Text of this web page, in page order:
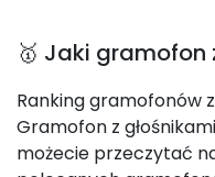
🥇 Jaki gramofon
Ranking gramofonów
Gramofon z
możecie przeczytać